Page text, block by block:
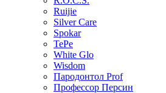
Ruijie
Silver Care
Spokar
TePe
White Glo
Wisdom
Пародонтол Prof
Профессор Персин